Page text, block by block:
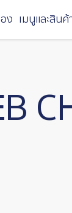
ง เมนูและสินค้